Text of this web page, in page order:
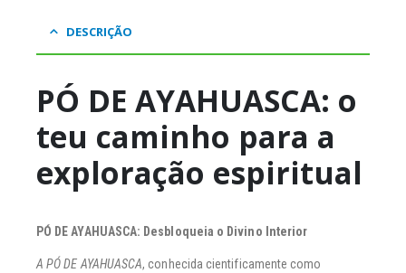
DESCRIÇÃO
PÓ DE AYAHUASCA: o
teu caminho para a
exploração espiritual
PÓ DE AYAHUASCA: Desbloqueia o Divino Interior
A PÓ DE AYAHUASCA, conhecida cientificamente como